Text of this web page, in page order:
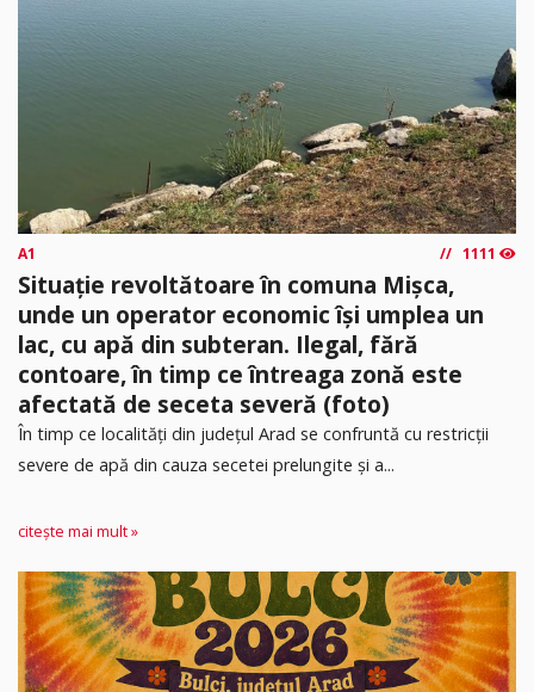
A1 1111
Situație revoltătoare în comuna Mișca,
unde un operator economic își umplea un
lac, cu apă din subteran. Ilegal, fără
contoare, în timp ce întreaga zonă este
afectată de seceta severă (foto)
În timp ce localități din județul Arad se confruntă cu restricții
severe de apă din cauza secetei prelungite și a...
citește mai mult »